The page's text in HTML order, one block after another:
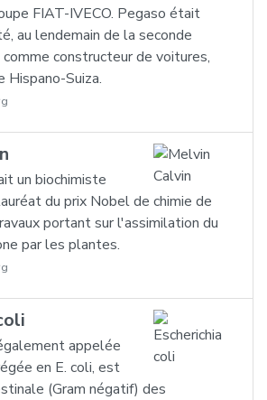
FIAT-IVECO. Pegaso était
au lendemain de la seconde
constructeur de voitures,
Hispano-Suiza.
un biochimiste
du prix Nobel de chimie de
portant sur l'assimilation du
par les plantes.
appelée
en E. coli, est
(Gram négatif) des